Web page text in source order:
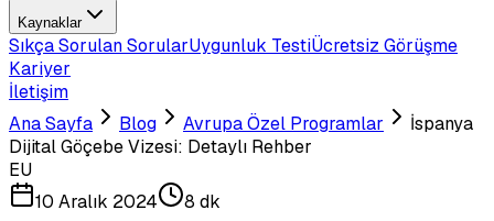
Kaynaklar
Sıkça Sorulan SorularUygunluk TestiÜcretsiz Görüşme
Kariyer
İletişim
Ana Sayfa
Blog Avrupa Özel Programlar
İspanya
Dijital Göçebe Vizesi: Detaylı Rehber
EU
10 Aralık 2024
8 dk